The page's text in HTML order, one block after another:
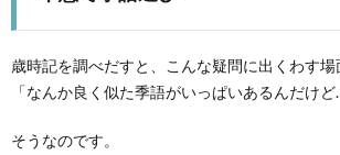
歳時記を調べだすと、こんな疑問に出くわす場
「なんか良く似た季語がいっぱいあるんだけど
そうなのです。